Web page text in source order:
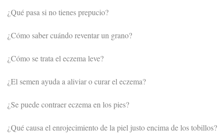
¿Qué pasa si no tienes prepucio?
¿Cómo saber cuándo reventar un grano?
¿Cómo se trata el eczema leve?
¿El semen ayuda a aliviar o curar el eczema?
¿Se puede contraer eczema en los pies?
¿Qué causa el enrojecimiento de la piel justo encima de los tobillos?